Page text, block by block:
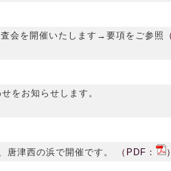
会を開催いたします→要項をご参照
をお知らせします。
唐津西の浜で開催です。
（PDF： ）